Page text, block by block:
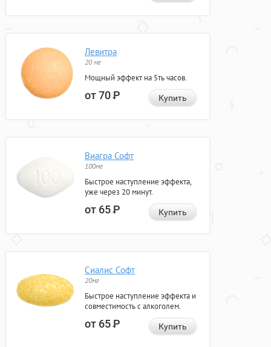
Левитра
20 мг
Мощный эффект на 5ть часов.
от 70Р Купить
Виагра Софт
100мг
Быстрое наступление эффекта,
уже через 20 минут.
от 65Р Купить
Сиалис Софт
20мг
Быстрое наступление эффекта и
совместимость с алкоголем.
от 65Р Купить